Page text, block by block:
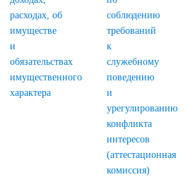
расходах, об
имуществе
и
обязательствах
имущественного
характера
соблюдению
требований
к
служебному
поведению
и
урегулированию
конфликта
интересов
(аттестационная
комиссия)